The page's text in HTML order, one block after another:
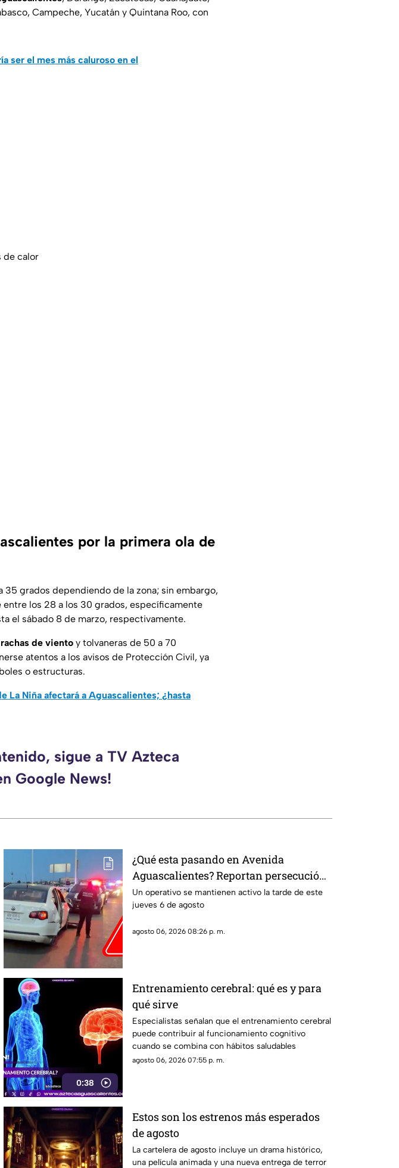
Campeche, Yucatán y Quintana Roo, con
ser el mes más caluroso en el
de calor
por la primera ola de
35 grados dependiendo de la zona; sin embargo,
los 28 a los 30 grados, específicamente
el sábado 8 de marzo, respectivamente.
de viento y tolvaneras de 50 a 70
atentos a los avisos de Protección Civil, ya
o estructuras.
La Niña afectará a Aguascalientes; ¿hasta
sigue a TV Azteca
Google News!
¿Qué esta pasando en Avenida
Aguascalientes? Reportan persecución
y accidente vehicular
Un operativo se mantienen activo la tarde de este
jueves 6 de agosto
agosto 06, 2026 08:26 p. m.
0:38
Entrenamiento cerebral: qué es y para
qué sirve
Especialistas señalan que el entrenamiento cerebral
puede contribuir al funcionamiento cognitivo
cuando se combina con hábitos saludables
agosto 06, 2026 07:55 p. m.
Estos son los estrenos más esperados
de agosto
La cartelera de agosto incluye un drama histórico,
una película animada y una nueva entrega de terror